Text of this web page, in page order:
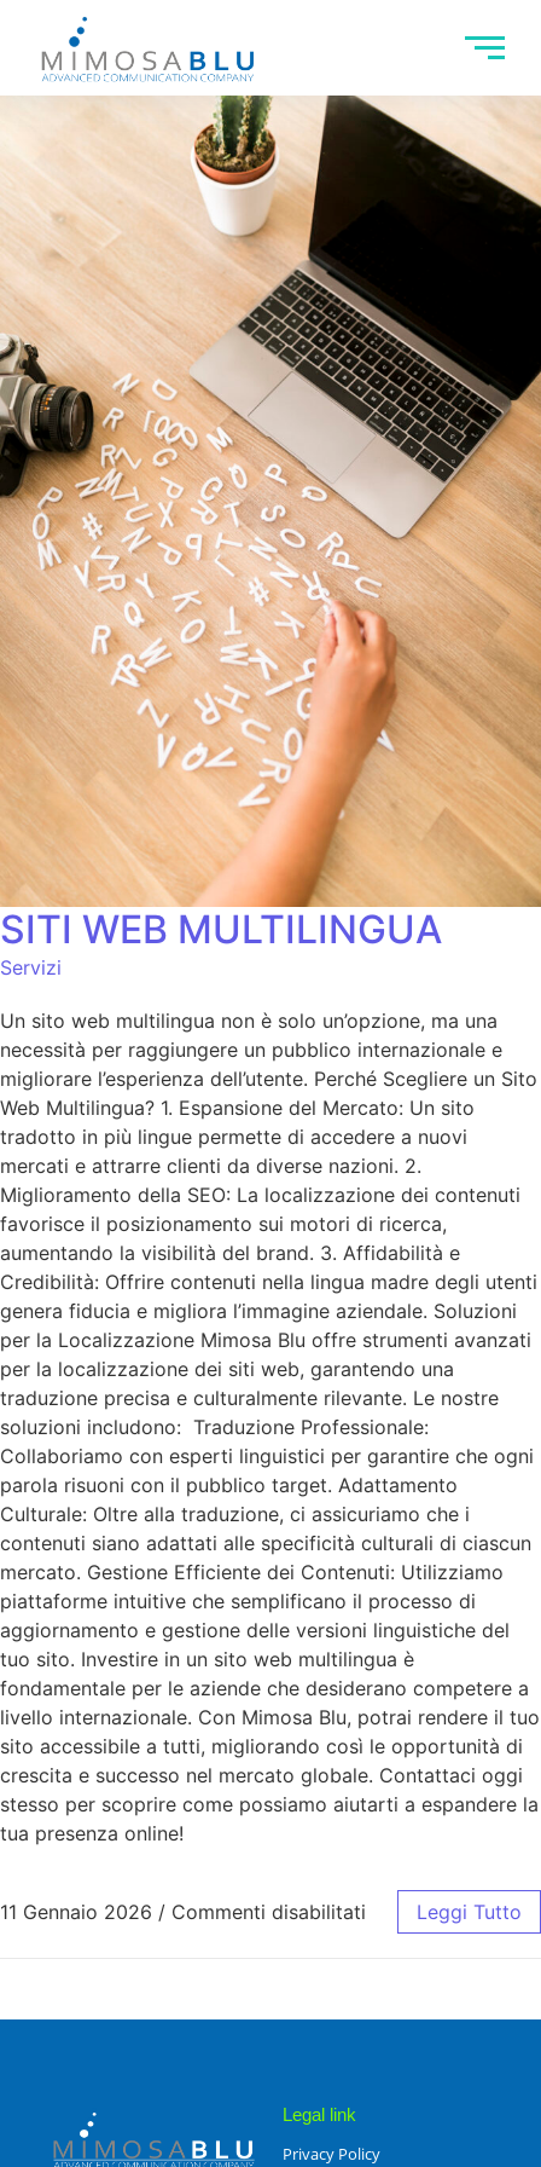
SITI WEB MULTILINGUA
Servizi
Un sito web multilingua non è solo un’opzione, ma una
necessità per raggiungere un pubblico internazionale e
migliorare l’esperienza dell’utente. Perché Scegliere un Sito
Web Multilingua? 1. Espansione del Mercato: Un sito
tradotto in più lingue permette di accedere a nuovi
mercati e attrarre clienti da diverse nazioni. 2.
Miglioramento della SEO: La localizzazione dei contenuti
favorisce il posizionamento sui motori di ricerca,
aumentando la visibilità del brand. 3. Affidabilità e
Credibilità: Offrire contenuti nella lingua madre degli utenti
genera fiducia e migliora l’immagine aziendale. Soluzioni
per la Localizzazione Mimosa Blu offre strumenti avanzati
per la localizzazione dei siti web, garantendo una
traduzione precisa e culturalmente rilevante. Le nostre
soluzioni includono: Traduzione Professionale:
Collaboriamo con esperti linguistici per garantire che ogni
parola risuoni con il pubblico target. Adattamento
Culturale: Oltre alla traduzione, ci assicuriamo che i
contenuti siano adattati alle specificità culturali di ciascun
mercato. Gestione Efficiente dei Contenuti: Utilizziamo
piattaforme intuitive che semplificano il processo di
aggiornamento e gestione delle versioni linguistiche del
tuo sito. Investire in un sito web multilingua è
fondamentale per le aziende che desiderano competere a
livello internazionale. Con Mimosa Blu, potrai rendere il tuo
sito accessibile a tutti, migliorando così le opportunità di
crescita e successo nel mercato globale. Contattaci oggi
stesso per scoprire come possiamo aiutarti a espandere la
tua presenza online!
11 Gennaio 2026 / Commenti disabilitati Leggi Tutto
Legal link
Privacy Policy